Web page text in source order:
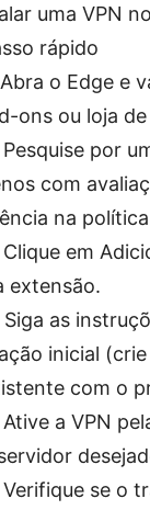
uma VPN
rápido
Abra o Edge e
ons ou loja
por
com
na
em
extensão.
Siga as
inicial
com o
a VPN
Verifique se o